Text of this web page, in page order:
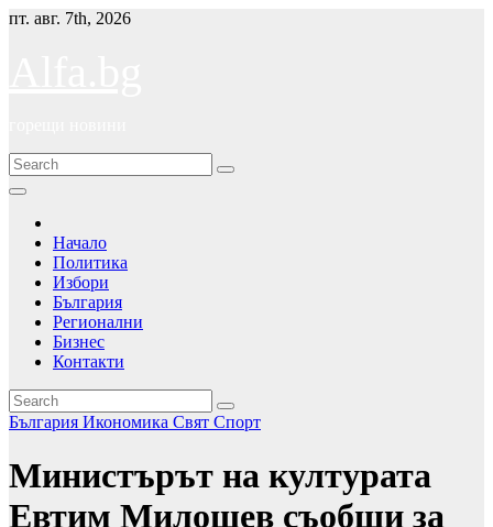
Skip
пт. авг. 7th, 2026
Начало
Политика
Избори
България
Регионални
Бизнес
Контакти
България Икономика Свят Спорт
Министърът на културата
Евтим Милошев съобщи за